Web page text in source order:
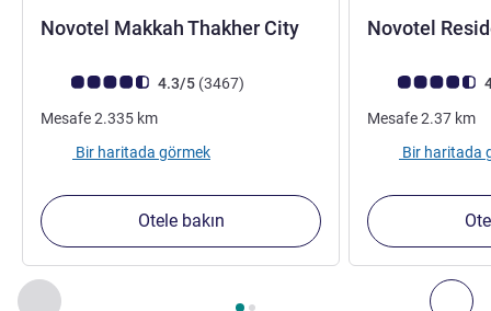
Önceki - Yakınlardaki diğer tesislerimiz
Sayfa , Yakınlardaki diğer tesislerimiz 1 :, Yakınlardaki
Novotel Makkah Thakher City4 yıldız
Avis müşterileri puanı (ALL Puanlama)
4.3/5 (3467görüş
)
Mesafe2.335 km
Bir haritada görmek
Otele bakın
Novotel
Avis müşterileri
Mesafe2.37 km
Bir haritada